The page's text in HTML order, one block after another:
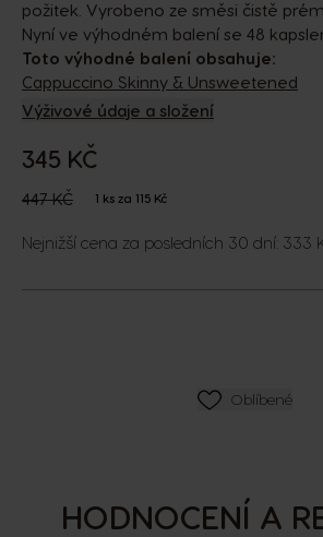
požitek. Vyrobeno ze směsi čistě
Nyní ve výhodném balení se 48
Toto výhodné balení obsahuje:
Cappuccino Skinny & Unsweetened
Výživové údaje a složení
The price depends on the chosen options
Regular Price
447 KČ
345 KČ
1 ks za 115 Kč
Nejnižší cena za posledních 30 dní: 333
SEZNAM
Oblíbené
HODNOCENÍ A